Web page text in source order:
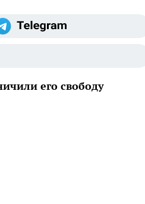
его свободу